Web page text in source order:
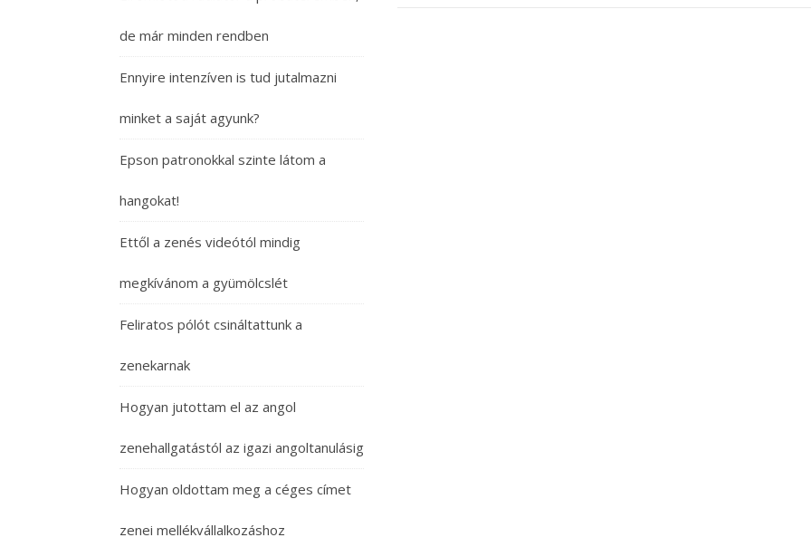
de már minden rendben
Ennyire intenzíven is tud jutalmazni
minket a saját agyunk?
Epson patronokkal szinte látom a
hangokat!
Ettől a zenés videótól mindig
megkívánom a gyümölcslét
Feliratos pólót csináltattunk a
zenekarnak
Hogyan jutottam el az angol
zenehallgatástól az igazi angoltanulásig
Hogyan oldottam meg a céges címet
zenei mellékvállalkozáshoz